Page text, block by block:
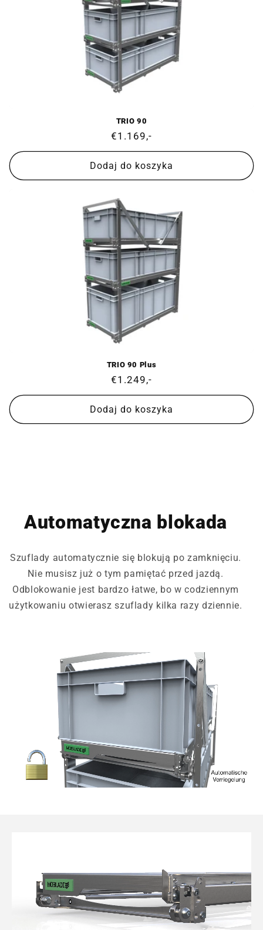
TRIO 90
Cena
regularna
€1.169,-
Dodaj do koszyka
TRIO 90 Plus
Cena
regularna
€1.249,-
Dodaj do koszyka
Automatyczna blokada
Szuflady automatycznie się blokują po zamknięciu.
Nie musisz już o tym pamiętać przed jazdą.
Odblokowanie jest bardzo łatwe, bo w codziennym
użytkowaniu otwierasz szuflady kilka razy dziennie.